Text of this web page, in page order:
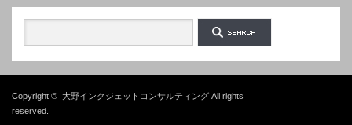
Copyright © 大野インクジェットコンサルティング All rights
reserved.